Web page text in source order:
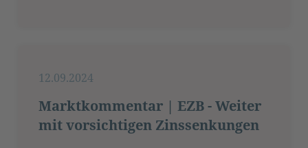
12.09.2024
Marktkommentar | EZB - Weiter
mit vorsichtigen Zinssenkungen